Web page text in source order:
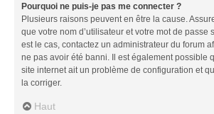
Pourquoi ne puis-je pas me connecter ?
Plusieurs raisons peuvent en être la cause.
que votre nom d’utilisateur et votre mot de passe
est le cas, contactez un administrateur du forum
ne pas avoir été banni. Il est également possible
site internet ait un problème de configuration et
la corriger.
Haut